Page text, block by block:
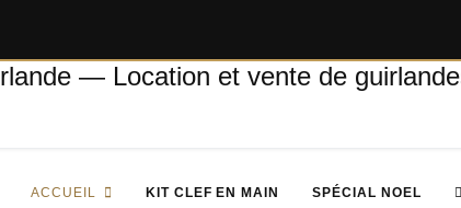
ACCUEIL KIT CLEF EN MAIN SPÉCIAL NOEL